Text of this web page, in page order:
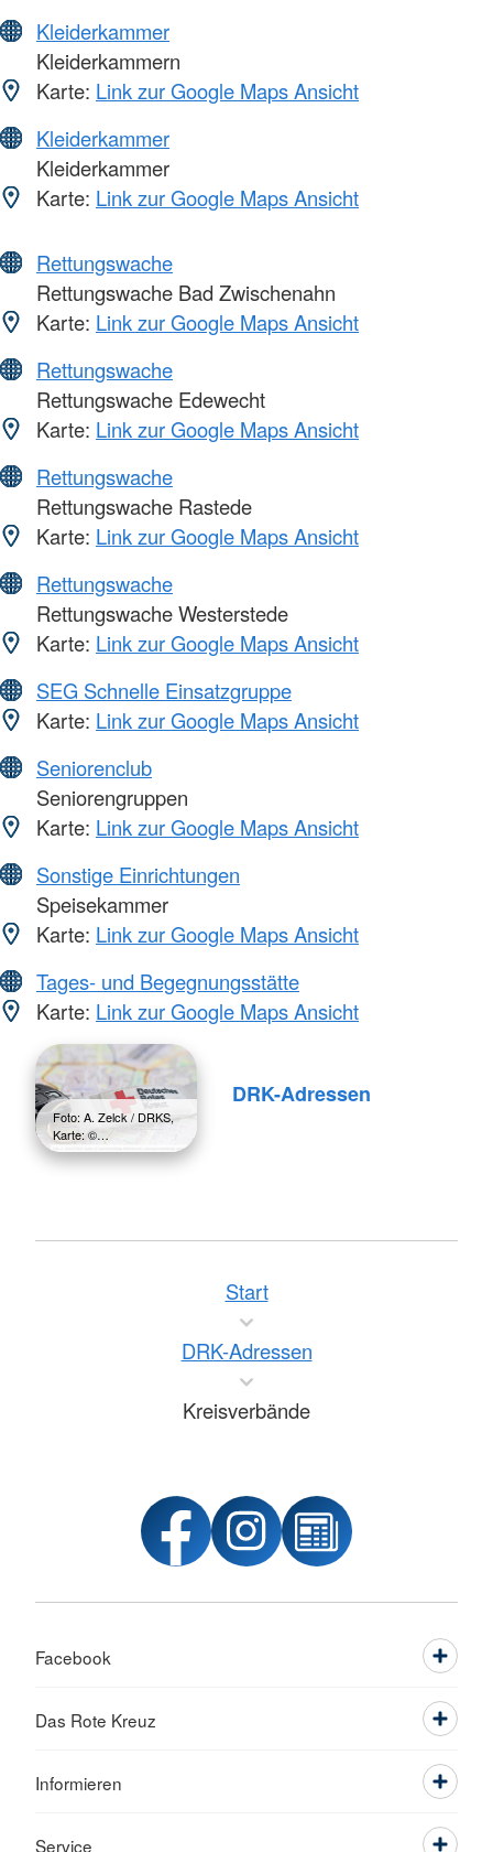
Kleiderkammer
Kleiderkammern
Karte: Link zur Google Maps Ansicht
Kleiderkammer
Kleiderkammer
Karte: Link zur Google Maps Ansicht
Rettungswache
Rettungswache Bad Zwischenahn
Karte: Link zur Google Maps Ansicht
Rettungswache
Rettungswache Edewecht
Karte: Link zur Google Maps Ansicht
Rettungswache
Rettungswache Rastede
Karte: Link zur Google Maps Ansicht
Rettungswache
Rettungswache Westerstede
Karte: Link zur Google Maps Ansicht
SEG Schnelle Einsatzgruppe
Karte: Link zur Google Maps Ansicht
Seniorenclub
Seniorengruppen
Karte: Link zur Google Maps Ansicht
Sonstige Einrichtungen
Speisekammer
Karte: Link zur Google Maps Ansicht
Tages- und Begegnungsstätte
Karte: Link zur Google Maps Ansicht
Foto: A. Zelck / DRKS,
Karte: ©…
DRK-Adressen
Start
DRK-Adressen
Kreisverbände
Facebook
Das Rote Kreuz
Informieren
Service